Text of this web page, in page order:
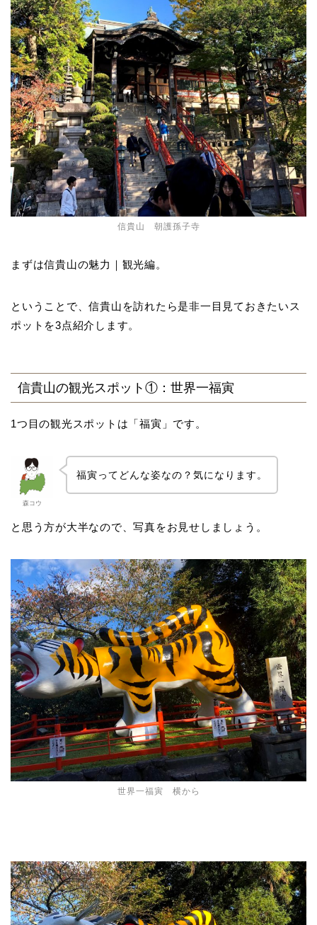
信貴山 朝護孫子寺
まずは信貴山の魅力｜観光編。
ということで、信貴山を訪れたら是非一目見ておきたいス
ポットを3点紹介します。
信貴山の観光スポット①：世界一福寅
1つ目の観光スポットは「福寅」です。
森コウ
福寅ってどんな姿なの？気になります。
と思う方が大半なので、写真をお見せしましょう。
世界一福寅 横から